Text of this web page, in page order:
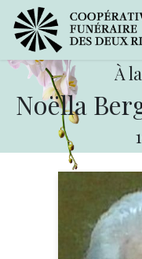
À
Noëlla